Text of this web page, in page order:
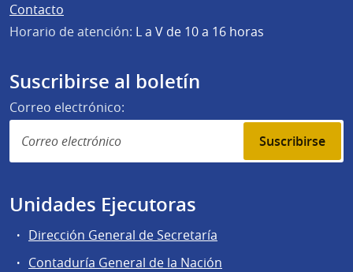
Contacto
Horario de atención: L a V de 10 a 16 horas
Suscribirse al boletín
Correo electrónico:
Suscribirse
Unidades Ejecutoras
Dirección General de Secretaría
Contaduría General de la Nación